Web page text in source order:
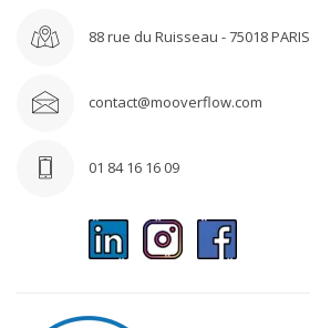
88 rue du Ruisseau - 75018 PARIS
contact@mooverflow.com
01 84 16 16 09